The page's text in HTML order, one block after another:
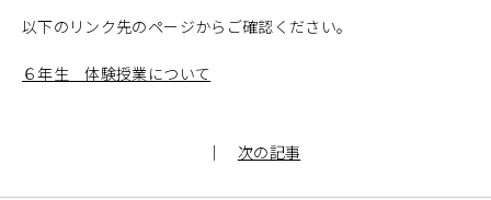
以下のリンク先のページからご確認ください。
６年生 体験授業について
｜ 次の記事